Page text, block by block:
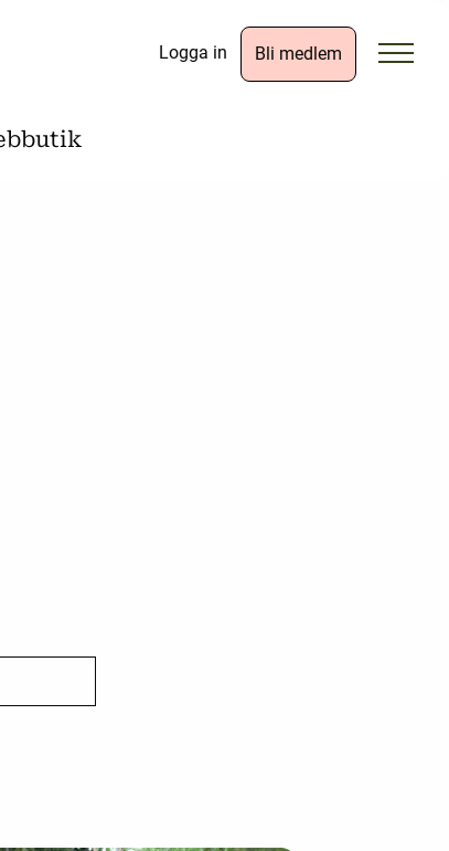
Logga in Bli medlem